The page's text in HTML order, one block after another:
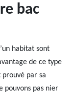
bac
habitat sont
de ce type
prouvé par sa
pouvons pas nier